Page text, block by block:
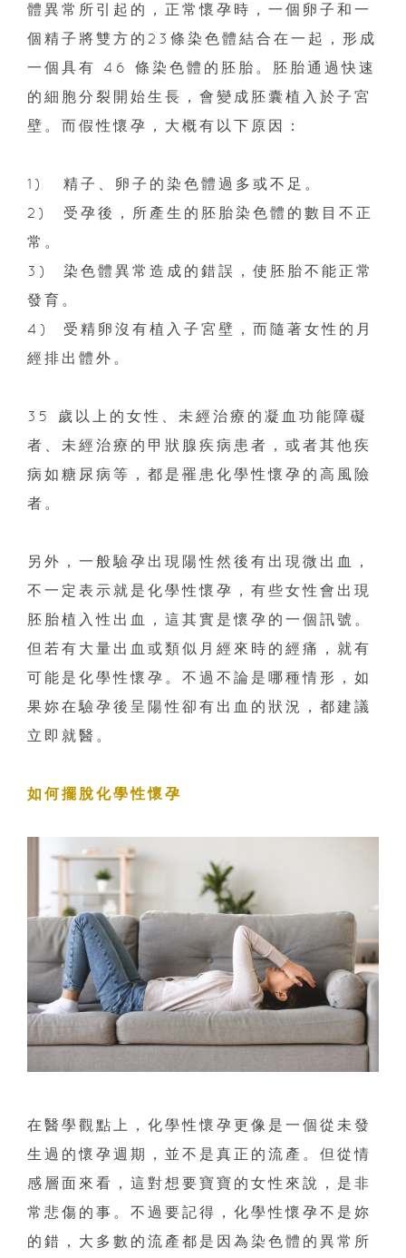
體異常所引起的，正常懷孕時，一個卵子和一
個精子將雙方的23條染色體結合在一起，形成
一個具有 46 條染色體的胚胎。胚胎通過快速
的細胞分裂開始生長，會變成胚囊植入於子宮
壁。而假性懷孕，大概有以下原因：
1)
精子、卵子的染色體過多或不足。
2)
受孕後，所產生的胚胎染色體的數目不正
常。
3)
染色體異常造成的錯誤，使胚胎不能正常
發育。
4)
受精卵沒有植入子宮壁，而隨著女性的月
經排出體外。
35 歲以上的女性、未經治療的凝血功能障礙
者、未經治療的甲狀腺疾病患者，或者其他疾
病如糖尿病等，都是罹患化學性懷孕的高風險
者。
另外，一般驗孕出現陽性然後有出現微出血，
不一定表示就是化學性懷孕，有些女性會出現
胚胎植入性出血，這其實是懷孕的一個訊號。
但若有大量出血或類似月經來時的經痛，就有
可能是化學性懷孕。不過不論是哪種情形，如
果妳在驗孕後呈陽性卻有出血的狀況，都建議
立即就醫。
如何擺脫化學性懷孕
在醫學觀點上，化學性懷孕更像是一個從未發
生過的懷孕週期，並不是真正的流產。但從情
感層面來看，這對想要寶寶的女性來說，是非
常悲傷的事。不過要記得，化學性懷孕不是妳
的錯，大多數的流產都是因為染色體的異常所